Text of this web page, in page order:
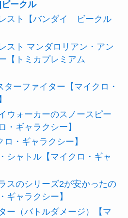
ークル
スト【バンダイ ビークル
スト マンダロリアン・アン
【トミカプレミアム
ターファイター【マイクロ・
ウォーカーのスノースピー
・ギャラクシー】
ロ・ギャラクシー】
シャトル【マイクロ・ギャ
スのシリーズ2が安かったの
ギャラクシー】
ー（バトルダメージ）【マ